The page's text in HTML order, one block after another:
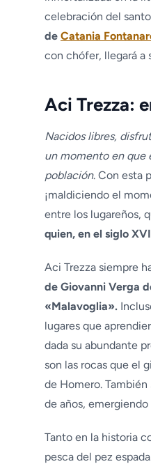
celebración del
de Catania
con chófer, llegará a
Aci Trezza:
Nacidos libres,
un momento en que
población. Con esta
¡maldiciendo el
entre los lugareños,
quien, en el siglo
Aci Trezza siempre
de Giovanni Verga
«Malavoglia».
lugares que
dada su abundante
son las rocas que el
de Homero.
de años,
Tanto en la historia
pesca del pez